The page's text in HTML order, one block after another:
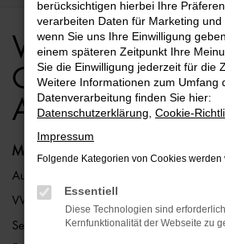
VW ID.5
Angebote
Marken
Audi
VW
Seat
berücksichtigen hierbei Ihre
verarbeiten Daten für Marketing und
wenn Sie uns Ihre Einwilligung
einem späteren Zeitpunkt Ihre
Sie die Einwilligung jederzeit für die
Weitere Informationen zum Umfang
Datenverarbeitung finden Sie hier:
Datenschutzerklärung Cookie-
Impressum
Folgende Kategorien von Cookies werden
Essentiell
Diese Technologien sind
Kernfunktionalität der Webseite zu